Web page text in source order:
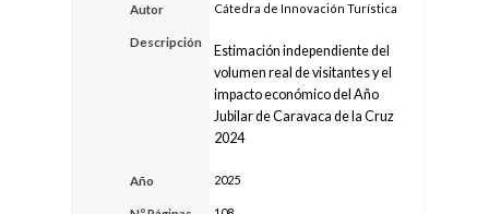
Autor Cátedra de Innovación Turística
Descripción
Estimación independiente del
volumen real de visitantes y el
impacto económico del Año
Jubilar de Caravaca de la Cruz
2024
Año 2025